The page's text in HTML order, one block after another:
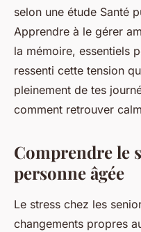
selon une étude Santé
Apprendre à le gérer
la mémoire, essentiels
ressenti cette tension
pleinement de tes
comment retrouver
Comprendre le
personne âgée
Le stress chez les
changements propres